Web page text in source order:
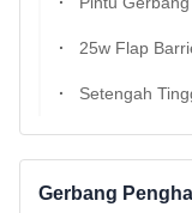
25w Flap Barrier
Setengah Tinggi
Gerbang